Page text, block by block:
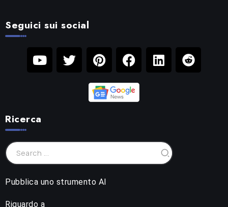
Seguici sui social
Ricerca
Pubblica uno strumento AI
Riguardo a